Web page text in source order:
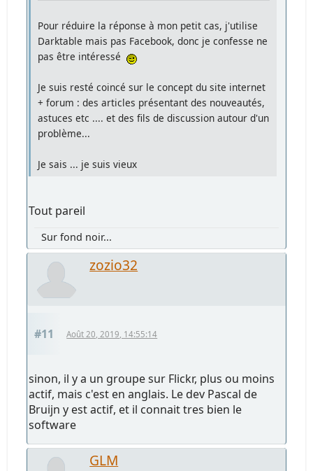
Pour réduire la réponse à mon petit cas, j'utilise
Darktable mais pas Facebook, donc je confesse ne
pas être intéressé
Je suis resté coincé sur le concept du site internet
+ forum : des articles présentant des nouveautés,
astuces etc .... et des fils de discussion autour d'un
problème...
Je sais ... je suis vieux
Tout pareil
Sur fond noir...
zozio32
#11 Août 20, 2019, 14:55:14
sinon, il y a un groupe sur Flickr, plus ou moins
actif, mais c'est en anglais. Le dev Pascal de
Bruijn y est actif, et il connait tres bien le
software
GLM